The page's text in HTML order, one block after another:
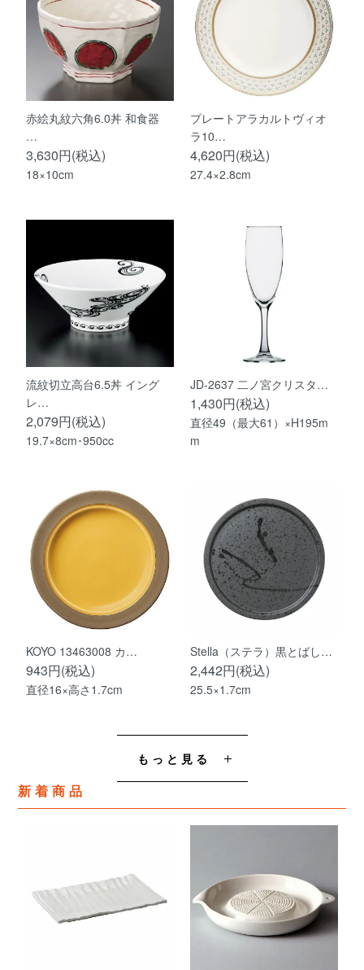
赤絵丸紋六角6.0丼 和食器
…
3,630円(税込)
18×10cm
プレートアラカルトヴィオ
ラ10…
4,620円(税込)
27.4×2.8cm
流紋切立高台6.5丼 イング
レ…
2,079円(税込)
19.7×8cm･950cc
JD-2637 二ノ宮クリスタ…
1,430円(税込)
直径49（最大61）×H195m
m
KOYO 13463008 カ…
943円(税込)
直径16×高さ1.7cm
Stella（ステラ）黒とばし…
2,442円(税込)
25.5×1.7cm
もっと見る
新着商品